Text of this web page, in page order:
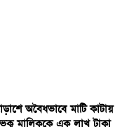
অবৈধভাবে মাটি কাটায়